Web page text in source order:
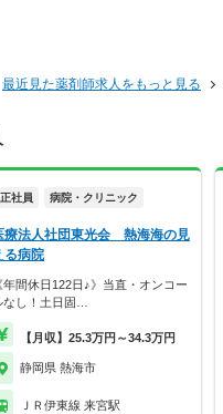
最近見た薬剤師求人をもっと見る
正社員 病院・クリニック
療法人社団東光会 熱海海の見
る病院
年間休日122日♪》当直・オンコー
なし！土日固…
【月収】25.3万円～34.3万円
静岡県 熱海市
ＪＲ伊東線 来宮駅